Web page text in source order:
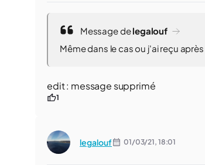
Message delegalouf
Même dans le cas ou j'ai reçu
edit : message supprimé
1
legalouf 01/03/21, 18:01